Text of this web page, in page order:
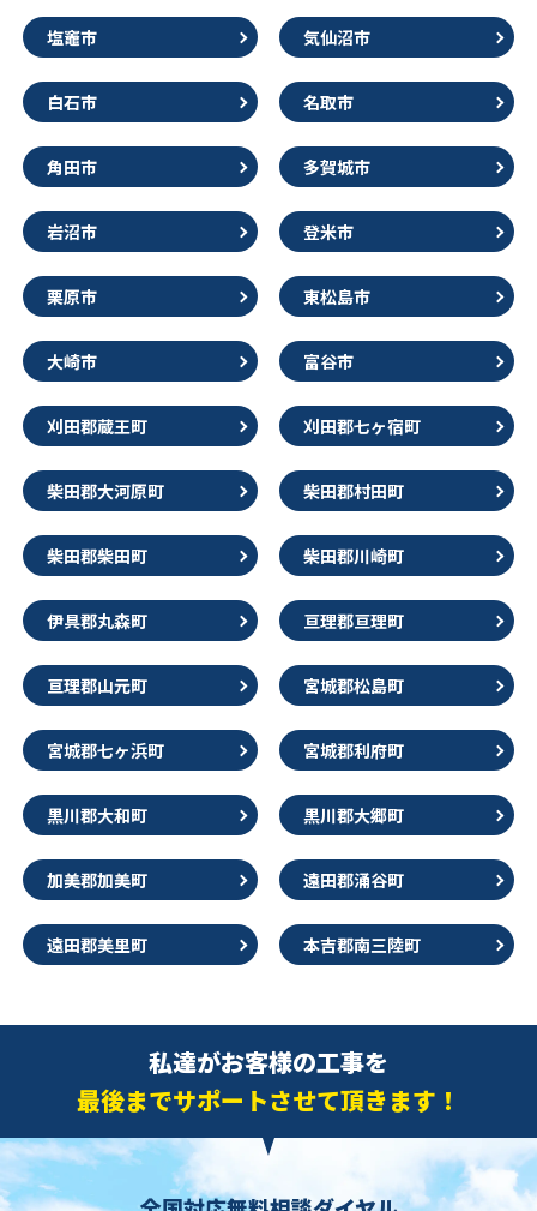
塩竈市 気仙沼市
白石市 名取市
角田市 多賀城市
岩沼市 登米市
栗原市 東松島市
大崎市 富谷市
刈田郡蔵王町 刈田郡七ヶ宿町
柴田郡大河原町 柴田郡村田町
柴田郡柴田町 柴田郡川崎町
伊具郡丸森町 亘理郡亘理町
亘理郡山元町 宮城郡松島町
宮城郡七ヶ浜町 宮城郡利府町
黒川郡大和町 黒川郡大郷町
加美郡加美町 遠田郡涌谷町
遠田郡美里町 本吉郡南三陸町
私達がお客様の工事を
最後までサポートさせて頂きます！